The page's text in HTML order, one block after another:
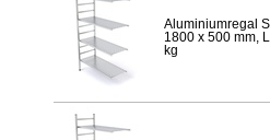
Aluminiumregal
1800 x 500 mm,
kg